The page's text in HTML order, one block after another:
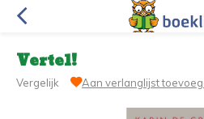
Vertel!
Vergelijk Aan verlanglijst